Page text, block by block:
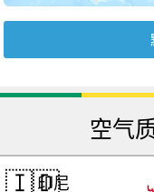
空气
🇮🇩
印尼